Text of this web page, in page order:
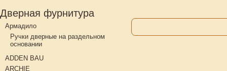
Дверная фурнитура
Армадило
Ручки дверные на раздельном
основании
ADDEN BAU
ARCHIE